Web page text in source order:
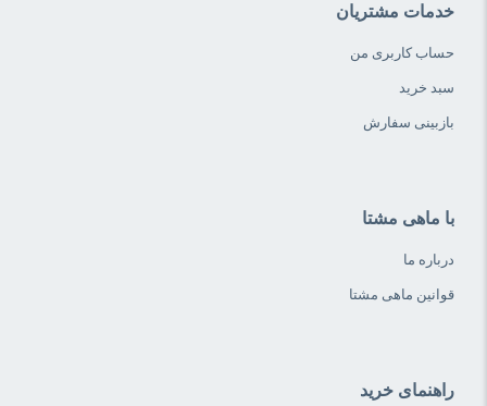
خدمات مشتریان
حساب کاربری من
سبد خرید
بازبینی سفارش
با ماهی مشتا
درباره ما
قوانین ماهی مشتا
راهنمای خرید